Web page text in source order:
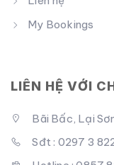
My Bookings
LIÊN HỆ VỚI
Bãi Bấc, Lại
Sđt : 0297 3